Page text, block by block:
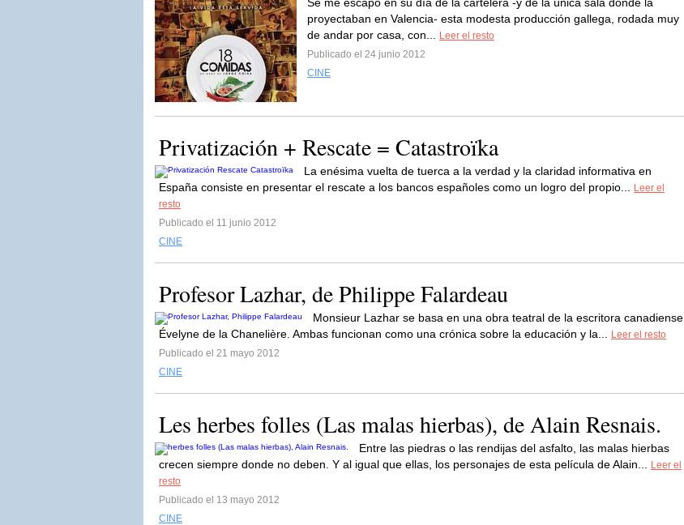
proyectaban en Valencia- esta modesta producción gallega, rodada muy
de andar por casa, con...
Leer el resto
Publicado el 24 junio 2012
CINE
Privatización + Rescate = Catastroïka
La enésima vuelta de tuerca a la verdad y la claridad informativa en
España consiste en presentar el rescate a los bancos españoles como un logro del propio...
Leer el
resto
Publicado el 11 junio 2012
CINE
Profesor Lazhar, de Philippe Falardeau
Monsieur Lazhar se basa en una obra teatral de la escritora canadiense
Évelyne de la Chanelière. Ambas funcionan como una crónica sobre la educación y la...
Leer el resto
Publicado el 21 mayo 2012
CINE
Les herbes folles (Las malas hierbas), de Alain Resnais.
Entre las piedras o las rendijas del asfalto, las malas hierbas
crecen siempre donde no deben. Y al igual que ellas, los personajes de esta película de Alain...
Leer el
resto
Publicado el 13 mayo 2012
CINE